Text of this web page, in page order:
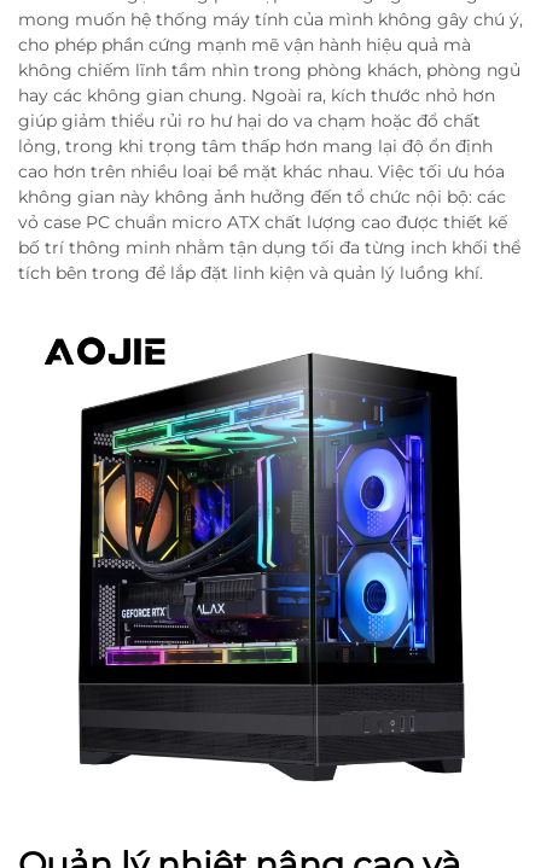
mong muốn hệ thống máy tính của mình không gây chú ý,
cho phép phần cứng mạnh mẽ vận hành hiệu quả mà
không chiếm lĩnh tầm nhìn trong phòng khách, phòng ngủ
hay các không gian chung. Ngoài ra, kích thước nhỏ hơn
giúp giảm thiểu rủi ro hư hại do va chạm hoặc đổ chất
lỏng, trong khi trọng tâm thấp hơn mang lại độ ổn định
cao hơn trên nhiều loại bề mặt khác nhau. Việc tối ưu hóa
không gian này không ảnh hưởng đến tổ chức nội bộ: các
vỏ case PC chuẩn micro ATX chất lượng cao được thiết kế
bố trí thông minh nhằm tận dụng tối đa từng inch khối thể
tích bên trong để lắp đặt linh kiện và quản lý luồng khí.